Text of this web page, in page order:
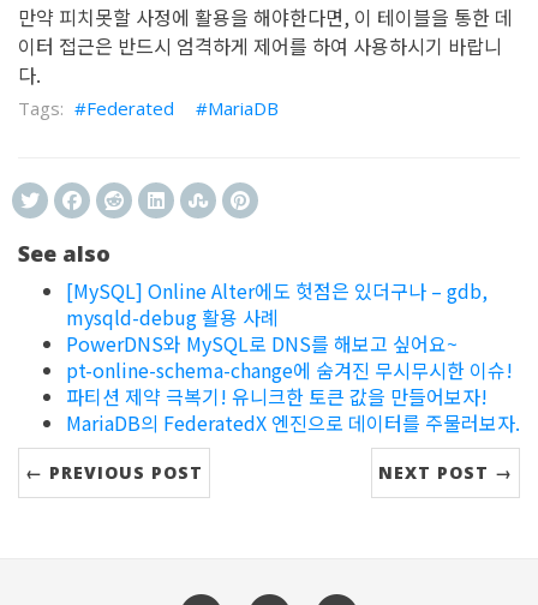
만약 피치못할 사정에 활용을 해야한다면, 이 테이블을 통한 데
이터 접근은 반드시 엄격하게 제어를 하여 사용하시기 바랍니
다.
Federated MariaDB
See also
[MySQL] Online Alter에도 헛점은 있더구나 – gdb,
mysqld-debug 활용 사례
PowerDNS와 MySQL로 DNS를 해보고 싶어요~
pt-online-schema-change에 숨겨진 무시무시한 이슈!
파티션 제약 극복기! 유니크한 토큰 값을 만들어보자!
MariaDB의 FederatedX 엔진으로 데이터를 주물러보자.
← PREVIOUS POST NEXT POST →